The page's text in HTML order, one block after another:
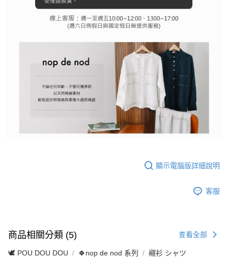
顯示電腦版詳細說明
客服
商品相關分類 (5) 查看全部
🕊️ POU DOU DOU 🍀nop de nod 系列 襯衫 シャツ